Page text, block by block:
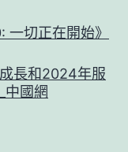
切正在開始》
長和2024年服
中國網